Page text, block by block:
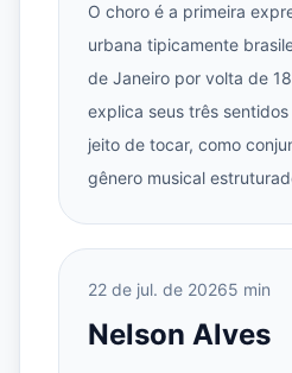
O choro é a primeira
urbana tipicamente
de Janeiro por volta de
explica seus três
jeito de tocar, como
gênero musical
22 de jul. de 20265 min
Nelson Alves